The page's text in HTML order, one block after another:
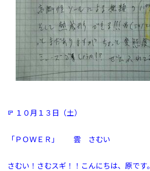
１０月１３日（土）
「ＰＯＷＥＲ」 雲 さむい
さむい！さむスギ！！こんにちは、原です。